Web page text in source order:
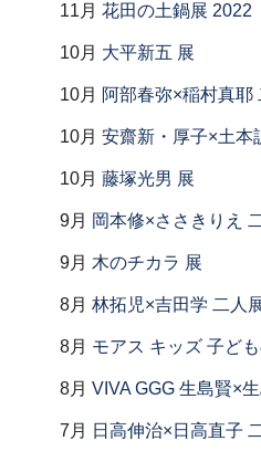
11月 花田の土鍋展 2022
10月 大平新五 展
10月 阿部春弥×稲村真耶
10月 安齋新・厚子×土本
10月 藤塚光男 展
9月 岡本修×ささきりえ
9月 木のチカラ 展
8月 林拓児×吉田学 二人
8月 モアス キッズ 子ど
8月 VIVA GGG 生島賢×
7月 日高伸治×日高直子